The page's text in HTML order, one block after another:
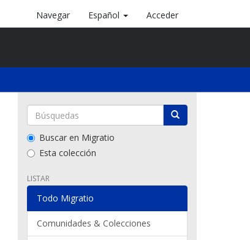
Navegar Español Acceder
Buscar en Migratio
Esta colección
LISTAR
Todo Migratio
Comunidades & Colecciones